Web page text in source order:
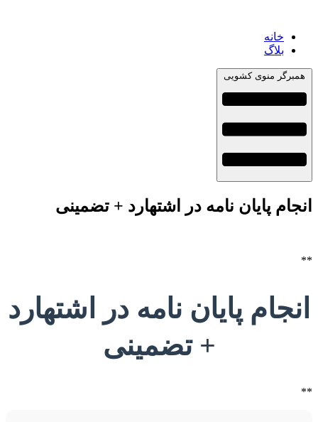
خانه
بلاگ
همبرگر منوی کشویی
انجام پایان نامه در اشتهارد + تضمینی
**
انجام پایان نامه در اشتهارد
+ تضمینی
**